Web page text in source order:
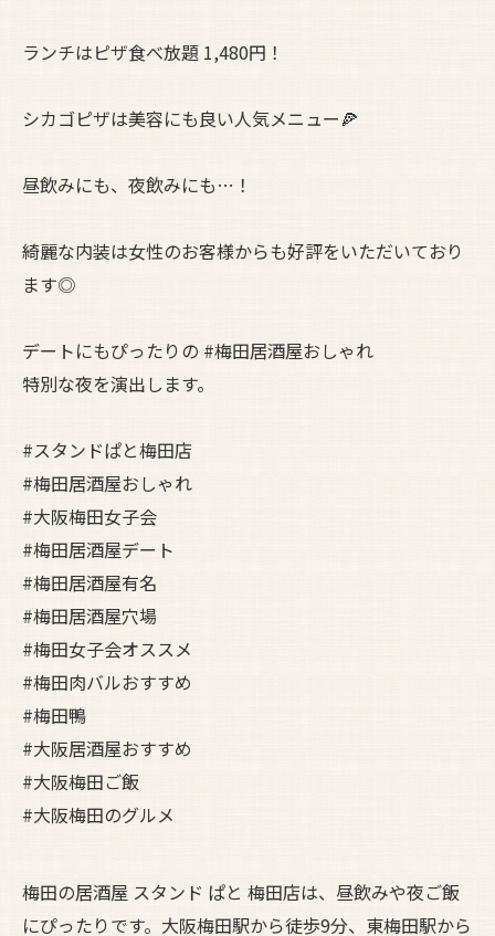
ランチはピザ食べ放題 1,480円！
シカゴピザは美容にも良い人気メニュー🍕
昼飲みにも、夜飲みにも…！
綺麗な内装は女性のお客様からも好評をいただいており
ます◎
デートにもぴったりの #梅田居酒屋おしゃれ
特別な夜を演出します。
#スタンドぱと梅田店
#梅田居酒屋おしゃれ
#大阪梅田女子会
#梅田居酒屋デート
#梅田居酒屋有名
#梅田居酒屋穴場
#梅田女子会オススメ
#梅田肉バルおすすめ
#梅田鴨
#大阪居酒屋おすすめ
#大阪梅田ご飯
#大阪梅田のグルメ
梅田の居酒屋 スタンド ぱと 梅田店は、昼飲みや夜ご飯
にぴったりです。大阪梅田駅から徒歩9分、東梅田駅から